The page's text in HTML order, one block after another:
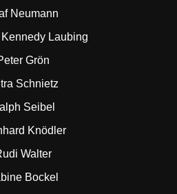
Neumann
Laubing
Grön
Schnietz
Seibel
Knödler
Walter
Bockel